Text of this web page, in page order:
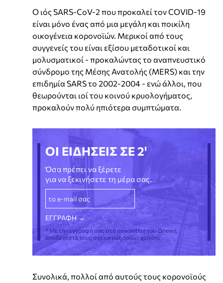
Ο ιός SARS-CoV-2 που προκαλεί τον COVID-19
είναι μόνο ένας από μια μεγάλη και ποικίλη
οικογένεια κορονοϊών. Μερικοί από τους
συγγενείς του είναι εξίσου μεταδοτικοί και
μολυσματικοί - προκαλώντας το αναπνευστικό
σύνδρομο της Μέσης Ανατολής (MERS) και την
επιδημία SARS το 2002-2004 - ενώ άλλοι, που
θεωρούνται ιοί του κοινού κρυολογήματος,
προκαλούν πολύ ηπιότερα συμπτώματα.
ΟΙ ΕΙΔΗΣΕΙΣ ΣΕ 2'
Όσα πρέπει να ξέρετε
για να ξεκινήσετε τη μέρα σας.
* Με την εγγραφή σας στο newsletter του Dnews,
αποδέχεστε τους σχετικούς όρους χρήσης
Συνολικά, πολλοί από αυτούς τους κορονοϊούς